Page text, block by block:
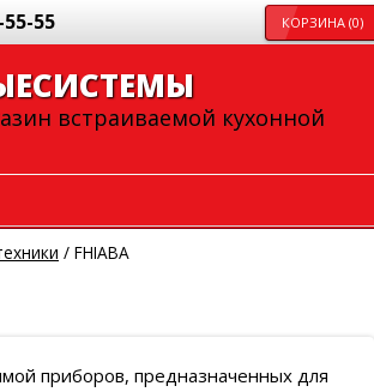
55-55 КОРЗИНА (0)
СИСТЕМЫ
встраиваемой кухонной
/ FHIABA
приборов, предназначенных для